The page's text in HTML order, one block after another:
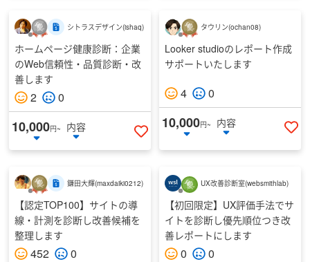
シトラスデザイン(ishaq)
ホームページ健康診断：企業
のWeb信頼性・品質診断・改
善します
2 0
10,000円~
内容
いいねする
タウリン(ochan08)
Looker studioのレポート作成
サポートいたします
4 0
10,000円~
内容
い
鎌田大輝(maxdaiki0212)
【認定TOP100】サイトの導
線・計測を診断し改善候補を
整理します
452 0
UX改善診断室(websmithlab)
【初回限定】UX評価手法でサ
イトを診断し優先順位つき改
善レポートにします
0 0